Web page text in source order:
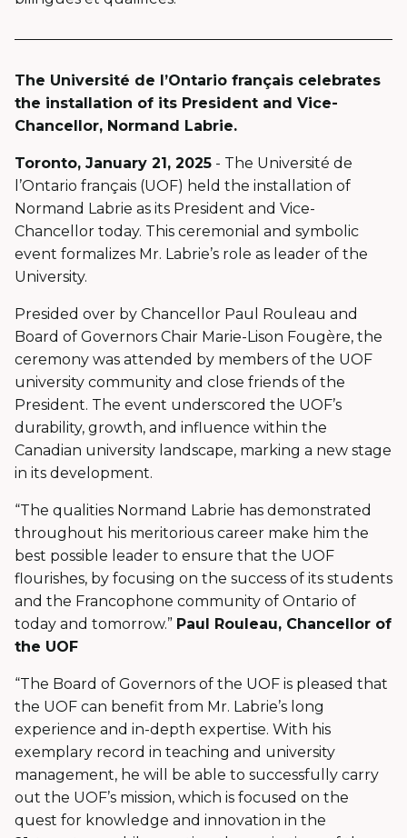
The Université de l’Ontario français celebrates
the installation of its President and Vice-
Chancellor, Normand Labrie.
Toronto, January 21, 2025 - The Université de
l’Ontario français (UOF) held the installation of
Normand Labrie as its President and Vice-
Chancellor today. This ceremonial and symbolic
event formalizes Mr. Labrie’s role as leader of the
University.
Presided over by Chancellor Paul Rouleau and
Board of Governors Chair Marie-Lison Fougère, the
ceremony was attended by members of the UOF
university community and close friends of the
President. The event underscored the UOF’s
durability, growth, and influence within the
Canadian university landscape, marking a new stage
in its development.
“The qualities Normand Labrie has demonstrated
throughout his meritorious career make him the
best possible leader to ensure that the UOF
flourishes, by focusing on the success of its students
and the Francophone community of Ontario of
today and tomorrow.” Paul Rouleau, Chancellor of
the UOF
“The Board of Governors of the UOF is pleased that
the UOF can benefit from Mr. Labrie’s long
experience and in-depth expertise. With his
exemplary record in teaching and university
management, he will be able to successfully carry
out the UOF’s mission, which is focused on the
quest for knowledge and innovation in the